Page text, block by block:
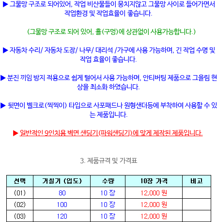
▶ 그물망 구조로 되어있어, 작업 비산물들이 뭉치지않고 그물망 사이로 들어가면서
작업환경 및 작업효율이 좋습니다.
(그물망 구조로 되어 있어, 홀(구멍)에 상관없이 사용가능합니다.)
▶ 자동차 수리/ 자동차 도장/ 나무/ 대리석 /가구에 사용 가능하며, 긴 작업 수명 및
작업 효율이 좋습니다.
▶ 분진 끼임 방지 적용으로 쉽게 털어서 사용 가능하며, 안티버팅 제품으로 그을림 현
상을 최소화 하였습니다.
▶ 뒷면이 벨크로(찍찍이) 타입으로 사포패드나 원형샌더등에 부착하여 사용할 수 있
는 제품입니다.
▶ 일반적인 9인치용 벽면 샌딩기(파워샌딩기)에 맞게 제작된 제품입니다.
3. 제품규격 및 가격표